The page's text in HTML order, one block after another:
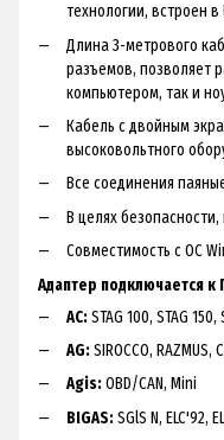
технологии, встроен в
Длина 3-метрового
разъемов, позволяет
компьютером, так и
Кабель с двойным
высоковольтного
Все соединения
В целях
Совместимость с ОС
Адаптер подключается
AC:STAG 100, STAG 150,
AG:SIROCCO, RAZMUS,
Agis:OBD/CAN, Mini
BIGAS:SGlS N, ELC'92,